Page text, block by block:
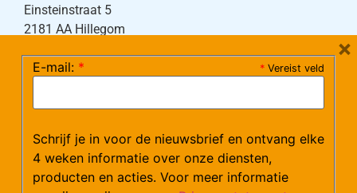
Einsteinstraat 5
2181 AA Hillegom
(maandag – donderdag 08:30-17:15 uur / vrijdag
Mail:klantenservice@arvem.nl
* Vereist veld
E-mail: *
Schrijf je in voor de nieuwsbrief en ontvang elke
4 weken informatie over onze diensten,
producten en acties. Voor meer informatie
×